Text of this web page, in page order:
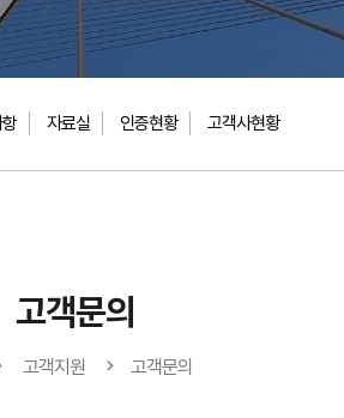
자료실 인증현황 고객사현황
고객문의
고객지원 고객문의